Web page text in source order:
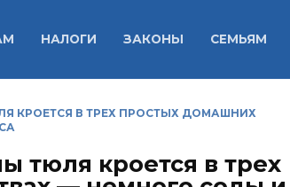
НАЛОГИ ЗАКОНЫ СЕМЬЯМ
КРОЕТСЯ В ТРЕХ ПРОСТЫХ ДОМАШНИХ
тюля кроется в трех